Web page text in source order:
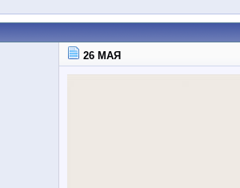
26 МАЯ